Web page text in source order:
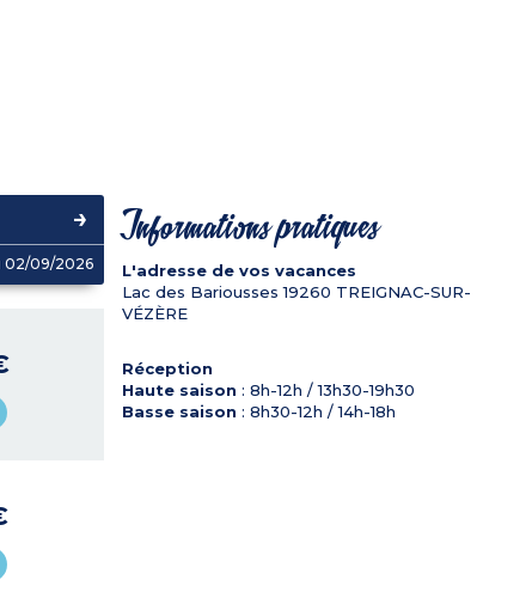
02/09/2026
Informations pratiques
L'adresse de vos vacances
Lac des Bariousses 19260 TREIGNAC-SUR-
VÉZÈRE
Réception
Haute saison : 8h-12h / 13h30-19h30
Basse saison : 8h30-12h / 14h-18h